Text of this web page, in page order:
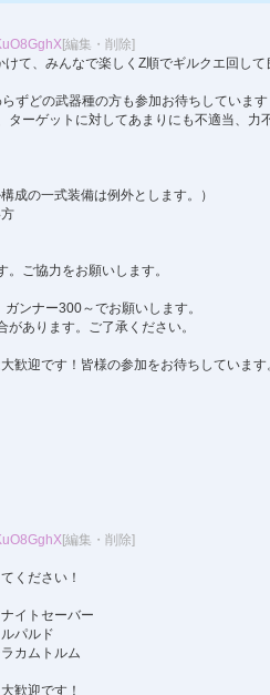
[編集・削除]
、みんなで楽しくZ順でギルクエ回して
ずどの武器種の方も参加お待ちしています
ーゲットに対してあまりにも不適当、
成の一式装備は例外とします。）
ご協力をお願いします。
ンナー300～でお願いします。
あります。ご了承ください。
歓迎です！皆様の参加をお待ちしています
[編集・削除]
ください！
イトセーバー
パルド
カムトルム
歓迎です！